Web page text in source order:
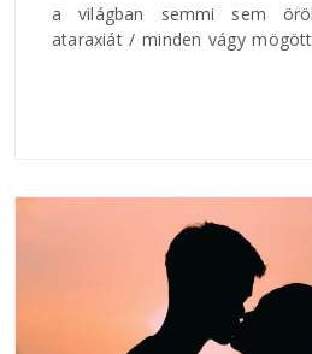
a világban semmi sem
ataraxiát / minden vágy mögött